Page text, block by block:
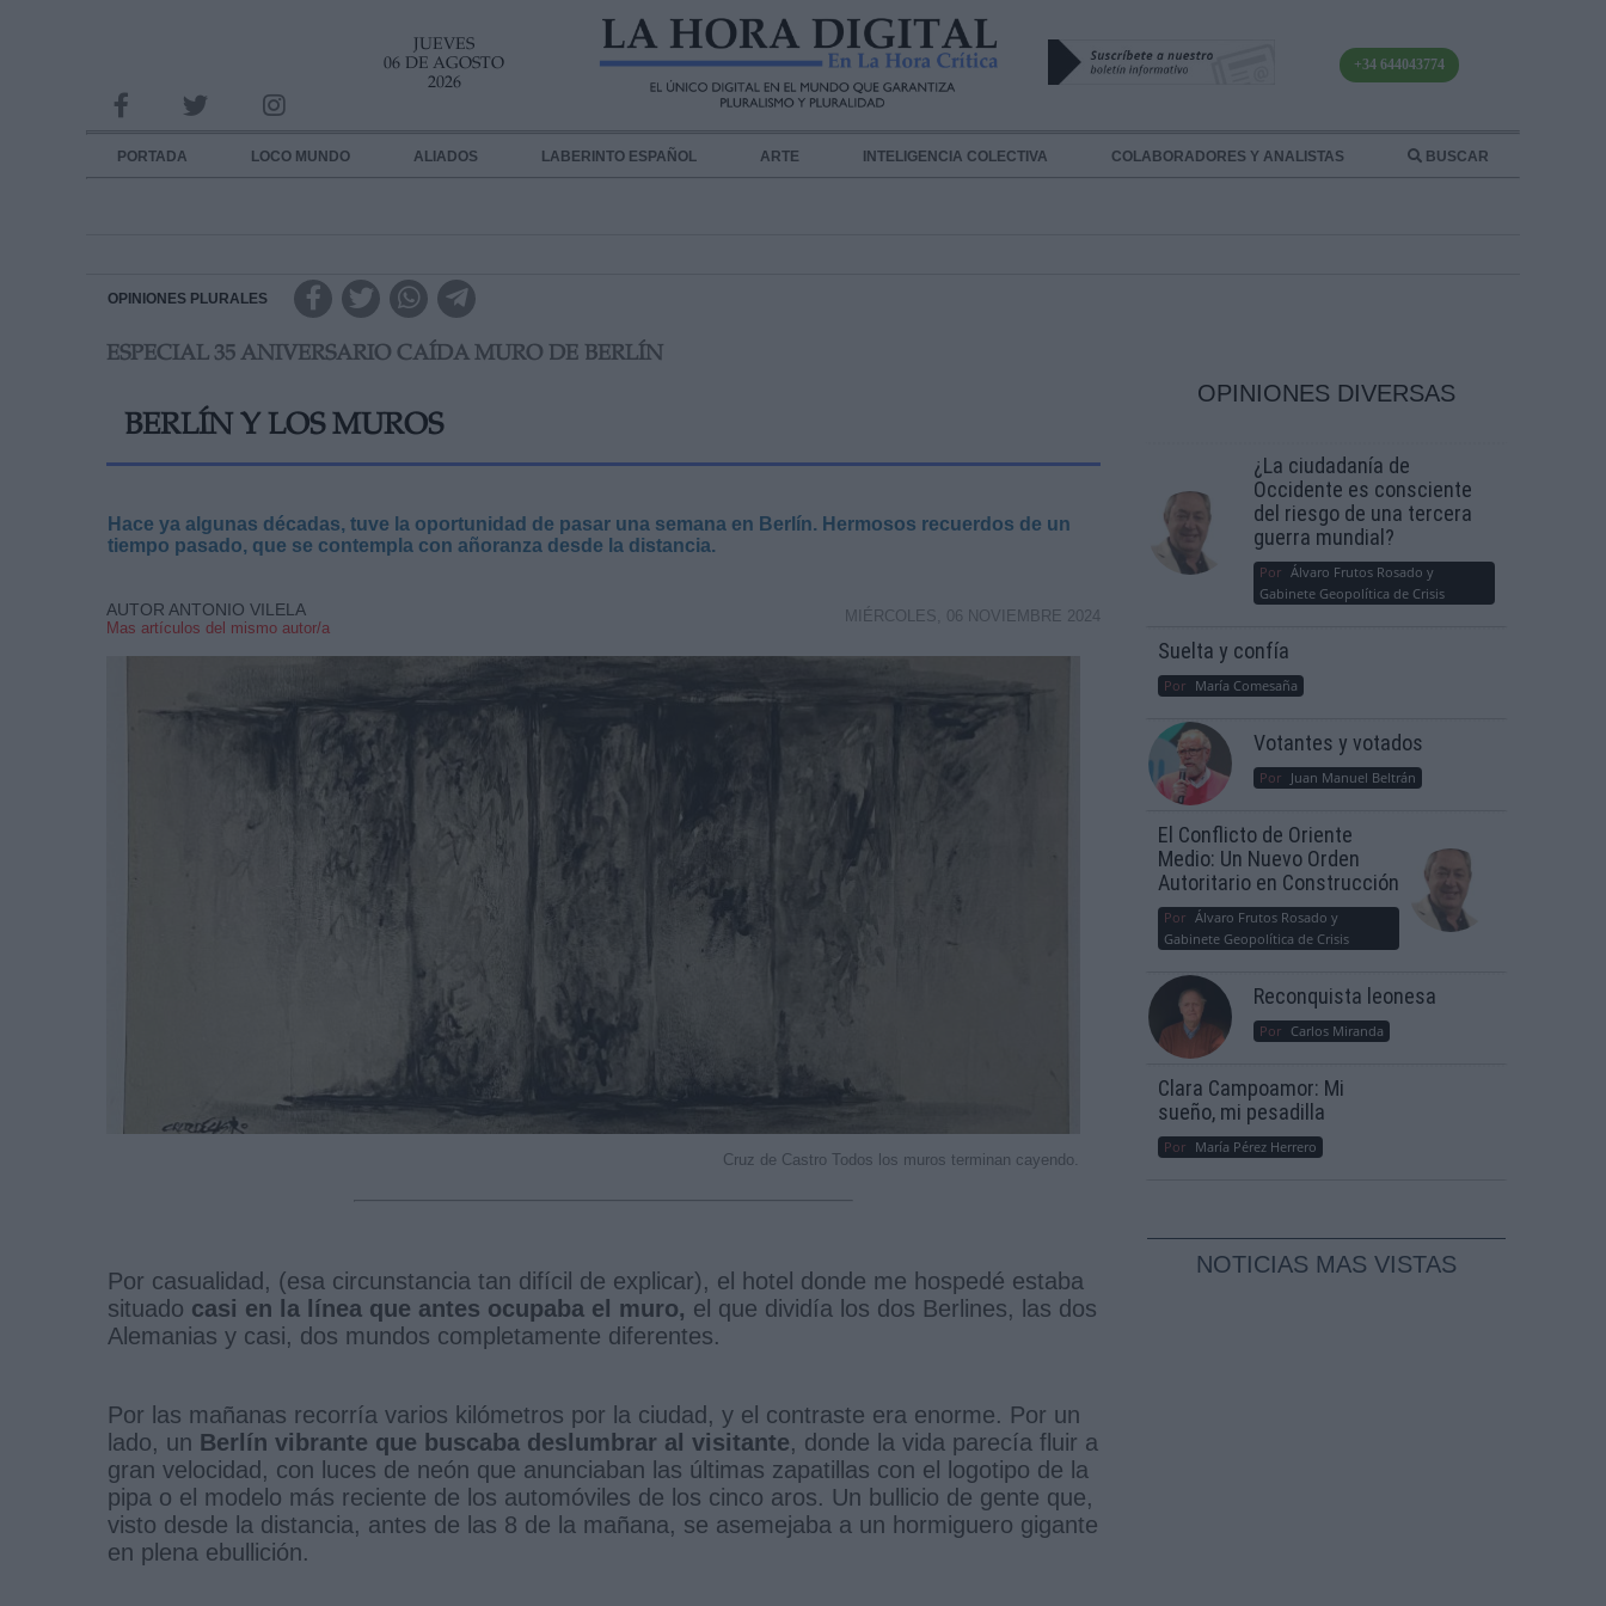
JUEVES
06 DE AGOSTO
2026
+34 644043774
PORTADA LOCO MUNDO ALIADOS LABERINTO ESPAÑOL ARTE INTELIGENCIA COLECTIVA COLABORADORES Y ANALISTAS BUSCAR
OPINIONES PLURALES
ESPECIAL 35 ANIVERSARIO CAÍDA MURO DE BERLÍN
BERLÍN Y LOS MUROS
Hace ya algunas décadas, tuve la oportunidad de pasar una semana en Berlín. Hermosos recuerdos de un
tiempo pasado, que se contempla con añoranza desde la distancia.
AUTOR ANTONIO VILELA
Mas artículos del mismo autor/a
MIÉRCOLES, 06 NOVIEMBRE 2024
Cruz de Castro Todos los muros terminan cayendo.
Por casualidad, (esa circunstancia tan difícil de explicar), el hotel donde me hospedé estaba
situado casi en la línea que antes ocupaba el muro, el que dividía los dos Berlines, las dos
Alemanias y casi, dos mundos completamente diferentes.
Por las mañanas recorría varios kilómetros por la ciudad, y el contraste era enorme. Por un
lado, un Berlín vibrante que buscaba deslumbrar al visitante, donde la vida parecía fluir a
gran velocidad, con luces de neón que anunciaban las últimas zapatillas con el logotipo de la
pipa o el modelo más reciente de los automóviles de los cinco aros. Un bullicio de gente que,
visto desde la distancia, antes de las 8 de la mañana, se asemejaba a un hormiguero gigante
en plena ebullición.
OPINIONES DIVERSAS
¿La ciudadanía de
Occidente es consciente
del riesgo de una tercera
guerra mundial?
Por Álvaro Frutos Rosado y
Gabinete Geopolítica de Crisis
Suelta y confía
Por María Comesaña
Votantes y votados
Por Juan Manuel Beltrán
El Conflicto de Oriente
Medio: Un Nuevo Orden
Autoritario en Construcción
Por Álvaro Frutos Rosado y
Gabinete Geopolítica de Crisis
Reconquista leonesa
Por Carlos Miranda
Clara Campoamor: Mi
sueño, mi pesadilla
Por María Pérez Herrero
NOTICIAS MAS VISTAS
INFORMACION SOBRE LA PROTECCIÓN DE TUS DATOS
Responsable:
Destinatarios:
Información adicional